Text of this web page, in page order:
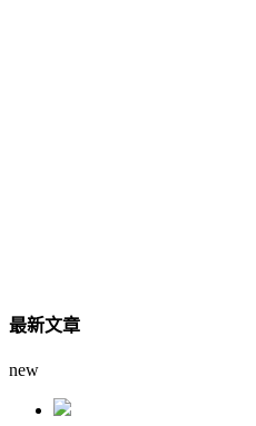
最新文章
new